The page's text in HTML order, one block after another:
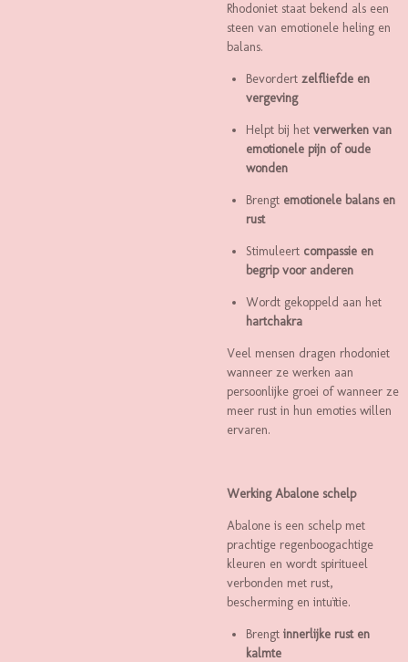
Rhodoniet staat bekend als een
steen van emotionele heling en
balans.
Bevordert zelfliefde en
vergeving
Helpt bij het verwerken van
emotionele pijn of oude
wonden
Brengt emotionele balans en
rust
Stimuleert compassie en
begrip voor anderen
Wordt gekoppeld aan het
hartchakra
Veel mensen dragen rhodoniet
wanneer ze werken aan
persoonlijke groei of wanneer ze
meer rust in hun emoties willen
ervaren.
Werking Abalone schelp
Abalone is een schelp met
prachtige regenboogachtige
kleuren en wordt spiritueel
verbonden met rust,
bescherming en intuïtie.
Brengt innerlijke rust en
kalmte